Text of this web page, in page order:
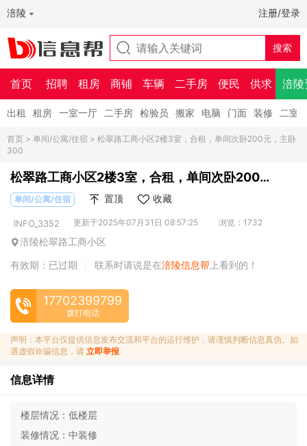
涪陵 注册/登录
首页 招聘 租房 商铺 车辆 二手房 便民 供求 涪陵
出租 租房 一室一厅 二手房 检验员 搬家 电脑 门面 装修 二室
首页 > 单间/公寓/住宿 > 松翠路工商小区2楼3室，合租，单间次卧200元，主卧
300
松翠路工商小区2楼3室，合租，单间次卧200
元，主卧300
单间/公寓/住宿 置顶 收藏
INFO_3352 更新于2025年07月31日 08:57:25 浏览：1732
涪陵松翠路工商小区
有效期：已过期
联系时请说是在涪陵信息帮 上看到的！
17702399799
拨打电话
声明：本平台仅提供信息发布交流和平台的运行维护，请谨慎判断信息真伪。如
遇虚假诈骗信息，请 立即举报
信息详情
楼层情况： 低楼层
装修情况： 中装修